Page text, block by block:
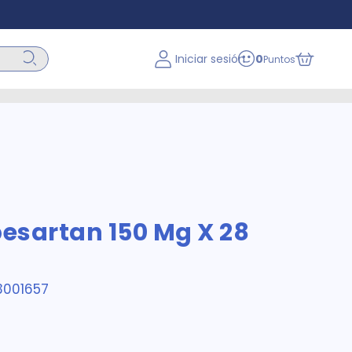
Iniciar sesión 0Puntos
150 Mg X 28